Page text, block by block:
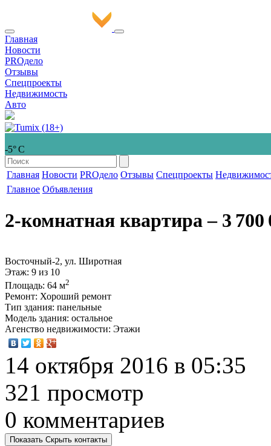
Главная
Новости
PROдело
Отзывы
Спецпроекты
Недвижимость
Авто
-5° С
Главная Новости PROдело Отзывы Спецпроекты
Главное Объявления
2-комнатная квартира‒ 3 700
Восточный-2, ул. Широтная
Этаж: 9 из 10
Площадь: 64 м2
Ремонт: Хороший ремонт
Тип здания: панельные
Модель здания: остальное
Агенство недвижимости: Этажи
14 октября 2016 в 05:35
321 просмотр
0 комментариев
Показать Скрыть контакты